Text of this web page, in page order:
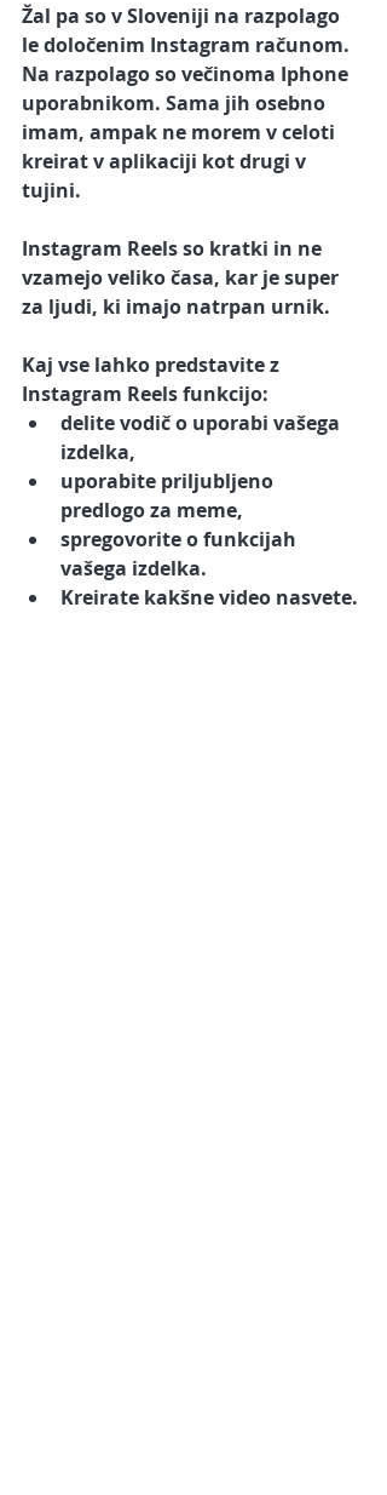
Žal pa so v Sloveniji na razpolago
le določenim Instagram računom.
Na razpolago so večinoma Iphone
uporabnikom. Sama jih osebno
imam, ampak ne morem v celoti
kreirat v aplikaciji kot drugi v
tujini.
Instagram Reels so kratki in ne
vzamejo veliko časa, kar je super
za ljudi, ki imajo natrpan urnik.
Kaj vse lahko predstavite z
Instagram Reels funkcijo:
delite vodič o uporabi vašega
izdelka,
uporabite priljubljeno
predlogo za meme,
spregovorite o funkcijah
vašega izdelka.
Kreirate kakšne video nasvete.